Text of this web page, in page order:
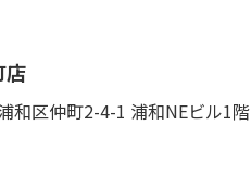
店
和区仲町2-4-1 浦和NEビル1階